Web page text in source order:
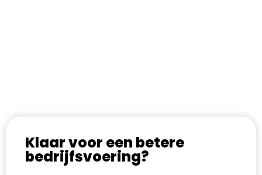
Klaar voor een betere
bedrijfsvoering?